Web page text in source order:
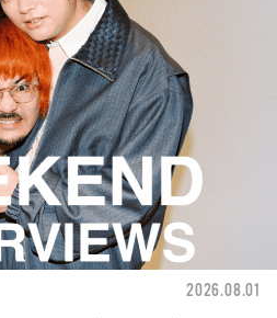
2026.08.01